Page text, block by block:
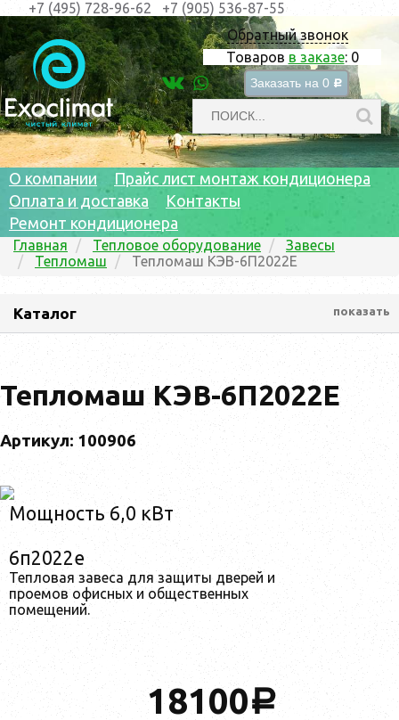
Обратный звонок
Товаров в заказе: 0
Заказать на 0 c
+7 (495) 728-96-62 +7 (905) 536-87-55
О компании
Прайс лист монтаж кондиционера
Оплата и доставка
Контакты
Ремонт кондиционера
Главная Тепловое оборудование
Завесы
Тепломаш
Тепломаш КЭВ-6П2022Е
Каталог показать
Тепломаш КЭВ-6П2022Е
Артикул: 100906
Мощность 6,0 кВт
6п2022е
Тепловая завеса для защиты дверей и
проемов офисных и общественных
помещений.
18100a